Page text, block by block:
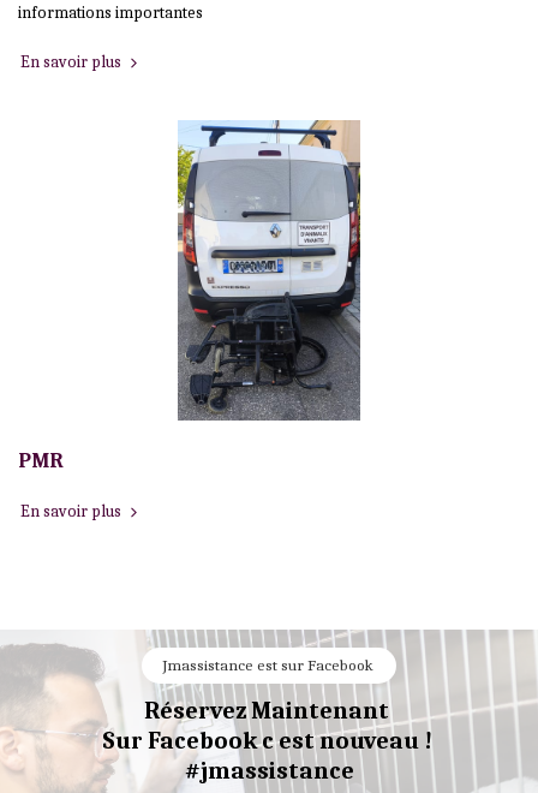
informations importantes
En savoir plus
PMR
En savoir plus
Jmassistance est sur Facebook
Réservez Maintenant
Sur Facebook c est nouveau ! ​
#jmassistance